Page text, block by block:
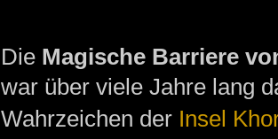
Die Magische Barriere
war über viele Jahre lang
Wahrzeichen der Insel